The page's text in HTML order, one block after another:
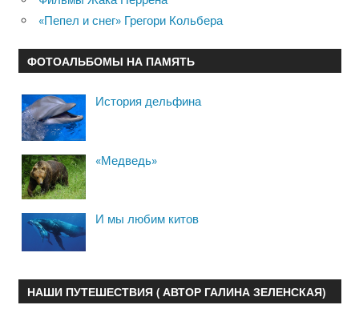
«Пепел и снег» Грегори Кольбера
ФОТОАЛЬБОМЫ НА ПАМЯТЬ
История дельфина
«Медведь»
И мы любим китов
НАШИ ПУТЕШЕСТВИЯ ( АВТОР ГАЛИНА ЗЕЛЕНСКАЯ)